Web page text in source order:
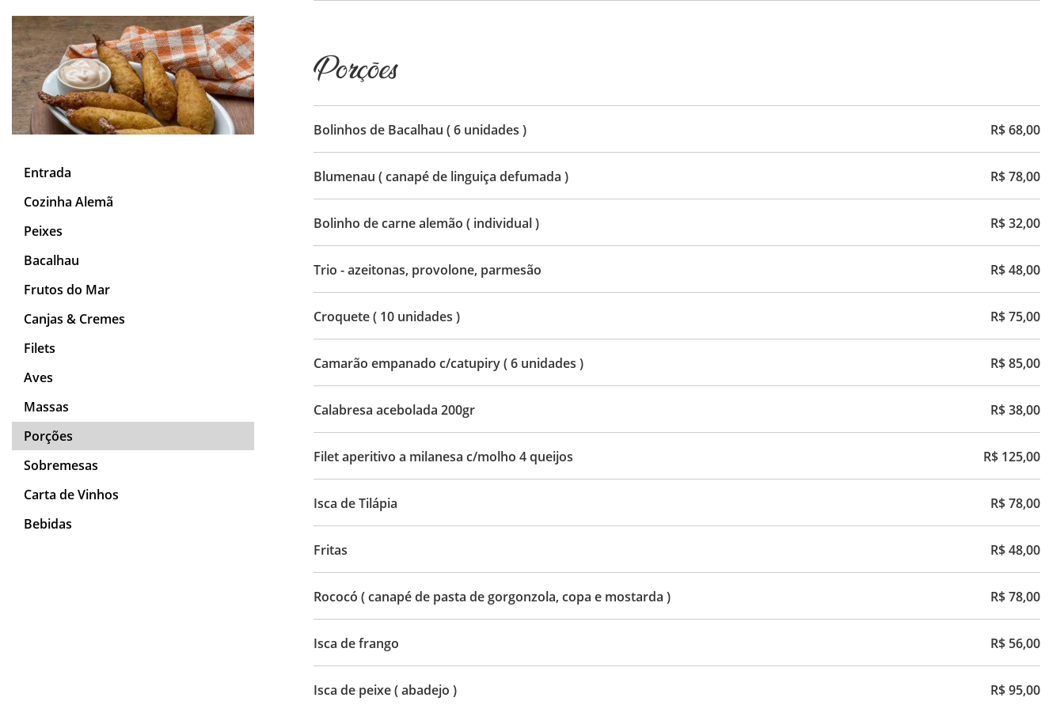
Entrada
Cozinha Alemã
Peixes
Bacalhau
Frutos do Mar
Canjas & Cremes
Filets
Aves
Massas
Porções
Sobremesas
Carta de Vinhos
Bebidas
Porções
Bolinhos de Bacalhau ( 6 unidades ) R$ 68,00
Blumenau ( canapé de linguiça defumada ) R$ 78,00
Bolinho de carne alemão ( individual ) R$ 32,00
Trio - azeitonas, provolone, parmesão R$ 48,00
Croquete ( 10 unidades ) R$ 75,00
Camarão empanado c/catupiry ( 6 unidades ) R$ 85,00
Calabresa acebolada 200gr R$ 38,00
Filet aperitivo a milanesa c/molho 4 queijos R$ 125,00
Isca de Tilápia R$ 78,00
Fritas R$ 48,00
Rococó ( canapé de pasta de gorgonzola, copa e mostarda ) R$ 78,00
Isca de frango R$ 56,00
Isca de peixe ( abadejo ) R$ 95,00